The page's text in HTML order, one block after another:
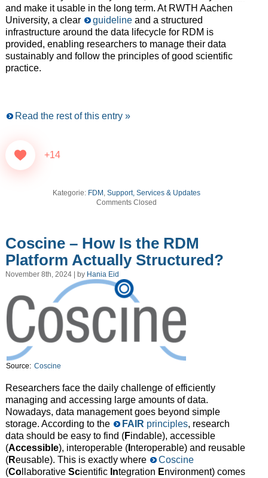
and make it usable in the long term. At RWTH Aachen
University, a clear
guidelineand a structured
infrastructure around the data lifecycle for RDM is
provided, enabling researchers to manage their data
sustainably and follow the principles of good scientific
practice.
Read the rest of this entry »
+14
Kategorie: FDM ,Support, Services & Updates
Comments Closed
Coscine – How Is the RDM
Platform Actually Structured?
November 8th, 2024 | by Hania Eid
Source: Coscine
Researchers face the daily challenge of efficiently
managing and accessing large amounts of data.
Nowadays, data management goes beyond simple
storage. According to the
FAIR principles, research
data should be easy to find (Findable), accessible
(Accessible), interoperable (I nteroperable) and reusable
(Reusable). This is exactly where
Coscine
(Collaborative Scientific Integration Environment) comes